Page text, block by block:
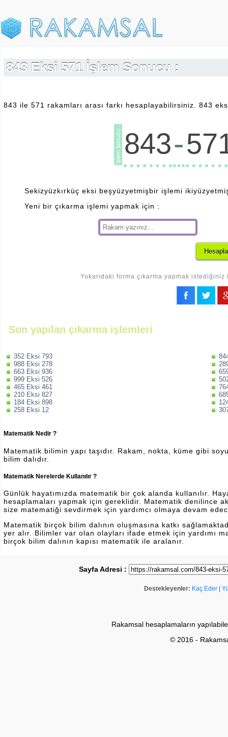
843 Eksi 571 İşlem Sonucu :
843 ile 571 rakamları arası farkı hesaplayabilirsiniz. 843
843-
Sekizyüzkırküç eksi beşyüzyetmişbir işlemi
Yeni bir çıkarma işlemi yapmak için :
Yukarıdaki forma çıkarma yapmak istediğiniz
Son yapılan çıkarma işlemleri
352 Eksi 793
988 Eksi 278
663 Eksi 936
999 Eksi 526
465 Eksi 461
210 Eksi 827
184 Eksi 898
258 Eksi 12
Matematik Nedir ?
Matematik bilimin yapı taşıdır. Rakam, nokta, küme gibi
bilim dalıdır.
Matematik Nerelerde Kullanılır ?
Günlük hayatımızda matematik bir çok alanda kullanılır.
hesaplamaları yapmak için gereklidir. Matematik denilince
size matematiği sevdirmek için yardımcı olmaya devam
Matematik birçok bilim dalının oluşmasına katkı
yer alır. Bilimler var olan olayları ifade etmek için yardımı
birçok bilim dalının kapısı matematik ile aralanır.
Sayfa Adresi :
Destekleyenler: Kaç Eder
Rakamsal hesaplamaların
© 2016 -